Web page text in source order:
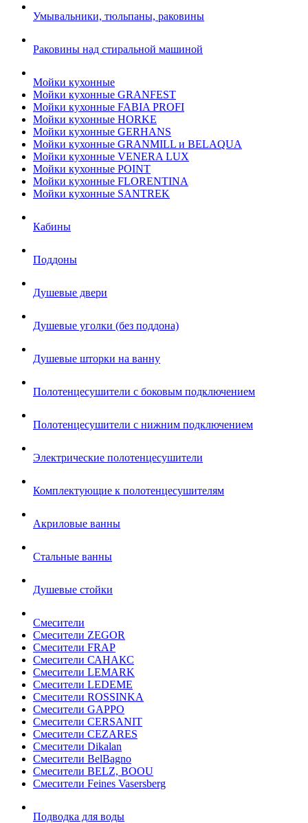
Умывальники, тюльпаны, раковины
Раковины над стиральной машиной
Мойки кухонные
Мойки кухонные GRANFEST
Мойки кухонные FABIA PROFI
Мойки кухонные HORKE
Мойки кухонные GERHANS
Мойки кухонные GRANMILL и BELAQUA
Мойки кухонные VENERA LUX
Мойки кухонные POINT
Мойки кухонные FLORENTINA
Мойки кухонные SANTREK
Кабины
Поддоны
Душевые двери
Душевые уголки (без поддона)
Душевые шторки на ванну
Полотенцесушители с боковым подключением
Полотенцесушители с нижним подключением
Электрические полотенцесушители
Комплектующие к полотенцесушителям
Акриловые ванны
Стальные ванны
Душевые стойки
Смесители
Смесители ZEGOR
Смесители FRAP
Смесители САНАКС
Смесители LEMARK
Смесители LEDEME
Смесители ROSSINKA
Смесители GAPPO
Смесители CERSANIT
Смесители CEZARES
Смесители Dikalan
Смесители BelBagno
Смесители BELZ, BOOU
Смесители Feines Vasersberg
Подводка для воды